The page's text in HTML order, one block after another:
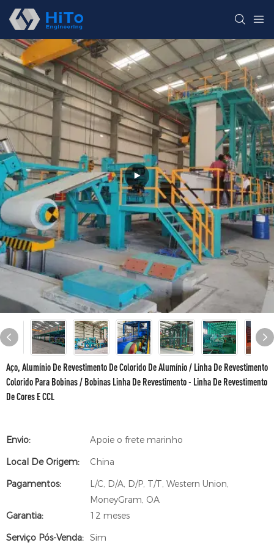
Aço, Alumínio De Revestimento De Colorido De Alumínio / Linha De Revestimento
Colorido Para Bobinas / Bobinas Linha De Revestimento - Linha De Revestimento
De Cores E CCL
Envio:
Apoie o frete marinho
Local De Origem:
China
Pagamentos:
L/C, D/A, D/P, T/T, Western Union,
MoneyGram, OA
Garantia:
12 meses
Serviço Pós-Venda: Sim